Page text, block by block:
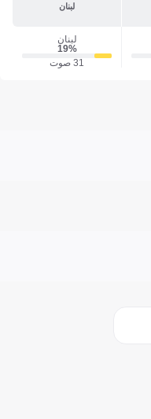
لبنان
لبنان
19‎%‎
31 صوت